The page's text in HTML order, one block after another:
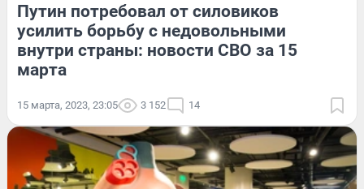
Путин потребовал от силовиков
усилить борьбу с недовольными
внутри страны: новости СВО за 15
марта
15 марта, 2023, 23:05 3 152 14